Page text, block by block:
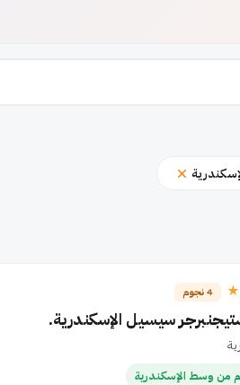
4 نجوم
سيسيل الإسكندرية.